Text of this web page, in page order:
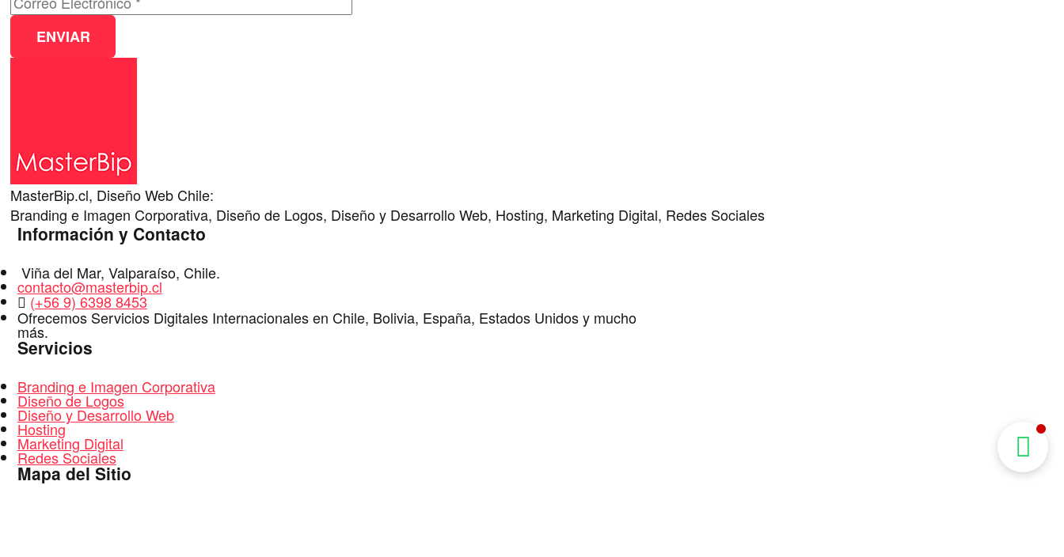
Por favor, deja este campo vacío.
MasterBip.cl, Diseño Web Chile:
Branding e Imagen Corporativa, Diseño de Logos, Diseño y Desarrollo Web, Hosting, Marketing Digital, Redes Sociales
Información y Contacto
Dirección
Viña del Mar, Valparaíso, Chile.
E-
Mail
contacto@masterbip.cl
WhatsApp
(+56 9) 6398 8453
Ofrecemos Servicios Digitales Internacionales en Chile, Bolivia, España, Estados Unidos y mucho
más.
Servicios
Branding e Imagen Corporativa
Diseño de Logos
Diseño y Desarrollo Web
Hosting
Marketing Digital
Redes Sociales
Mapa del Sitio